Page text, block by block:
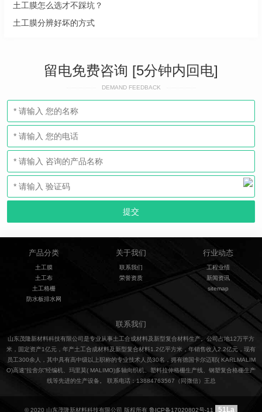
土工膜怎么选才不踩坑？
土工膜分辨好坏的方式
留电免费咨询 [5分钟内回电]
DEMAND FEEDBACK
产品分类
土工膜
土工布
土工格栅
防水板排水网
关于我们
联系我们
荣誉资质
行业动态
工程业绩
新闻资讯
sitemap
联系我们
山东茂隆新材料科技有限公司是专业从事土工合成材料及新型复合材料生产。公司占地12万平方
米，固定资产1亿元，年产土工合成材料及新型复合材料1.2亿平方米，年销售收入2.2亿元，现有
员工300余人，其中具有高中级以上职称的专业技术人员30名，拥有德国卡尔迈耶( KARLMALIM
O)高速“拉舍尔”经编机、玛里莫( MALIMO)多轴向织机、塑料拉伸格栅生产线、钢塑复合格栅生产
线等先进的生产设备。 联系电话：13884763567（同微信）王总
© 2020 山东茂隆新材料科技有限公司 版权所有 鲁ICP备17020802号-11 51La